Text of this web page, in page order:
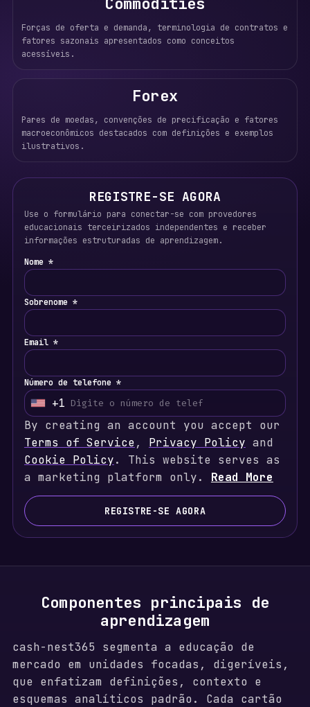
Forças de oferta e demanda, terminologia de contratos e
fatores sazonais apresentados como conceitos
acessíveis.
Forex
Pares de moedas, convenções de precificação e fatores
macroeconômicos destacados com definições e exemplos
ilustrativos.
REGISTRE-SE AGORA
Use o formulário para conectar-se com provedores
educacionais terceirizados independentes e receber
informações estruturadas de aprendizagem.
Nome *
Sobrenome *
Email *
Número de telefone *
U
i
t
e
d
t
t
s
+1
By creating an account you accept our
Terms of Service, Privacy Policy and
Cookie Policy. This website serves as
a marketing platform only. Read More
REGISTRE-SE AGORA
Componentes principais de
aprendizagem
cash-nest365 segmenta a educação de
mercado em unidades focadas, digeríveis,
que enfatizam definições, contexto e
esquemas analíticos padrão. Cada cartão